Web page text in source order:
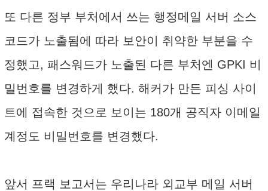
또 다른 정부 부처에서 쓰는 행정메일 서버 소스
코드가 노출됨에 따라 보안이 취약한 부분을 수
정했고, 패스워드가 노출된 다른 부처엔 GPKI 비
밀번호를 변경하게 했다. 해커가 만든 피싱 사이
트에 접속한 것으로 보이는 180개 공직자 이메일
계정도 비밀번호를 변경했다.
앞서 프랙 보고서는 우리나라 외교부 메일 서버